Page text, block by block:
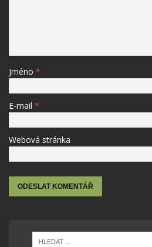
Jméno *
E-mail *
Webová stránka